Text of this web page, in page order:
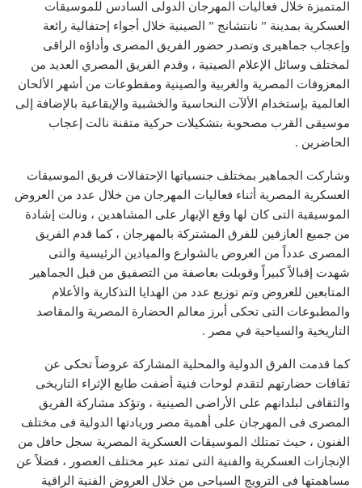
المتميزة خلال فعاليات المهرجان الدولى السادس للموسيقات
العسكرية بمدينة ” نانتشانج ” الصينية خلال أجواء إحتفالية رائعة
وإعجاب جماهيرى وتصدر حضور الفريق المصرى وأداؤه الراقى
لمختلف وسائل الإعلام الصينية ، وقدم الفريق المصري العديد من
المعزوفات المصرية والغربية والصينية ومقطوعات من أشهر الألحان
العالمية بإستخدام الألآت النحاسية والخشبية والإيقاعية بالإضافة إلى
موسيقى القرب مصحوبة بتشكيلات حركية متقنة نالت إعجاب
الحاضرين .
وشاركت الجماهير بمختلف جنسياتها الإحتفالات فريق الموسيقات
العسكرية المصرية أثناء فعاليات المهرجان من خلال عدد من العروض
الموسيقية التى كان لها وقع الإبهار على المشاهدين ، ونالت إشادة
من جميع العازفين للفرق المشتركة بالمهرجان ، كما قدم الفريق
المصرى عدداً من العروض بالشوارع والميادين الرئيسية والتى
شهدت إقبالاً كبيراً وقوبلت بعاصفة من التصفيق من قبل الجماهير
المتابعين للعروض وتم توزيع عدد من الهدايا التذكارية والأعلام
والمطبوعات التى تحكى أبرز معالم الحضارة المصرية والمقاصد
التاريخية والسياحية في مصر .
كما قدمت الفرق الدولية والمحلية المشاركة عروضاً تحكى عن
ثقافات حضارتهم لتقدم لوحات فنية أضفت طابع الإثراء التاريخى
والثقافى لبلدانهم على الأراضى الصينية ، وتؤكد مشاركة الفريق
المصرى فى المهرجان على أهمية مصر وريادتها الدولية فى مختلف
الفنون ، حيث تمتلك الموسيقات العسكرية المصرية سجل حافل من
الإنجازات العسكرية والفنية التى تمتد عبر مختلف العصور ، فضلاً عن
مساهمتها فى الترويج السياحى من خلال العروض الفنية الراقية